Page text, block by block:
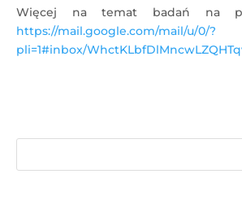
Więcej na temat badań na
https://mail.google.com/mail/u/0/?
pli=1#inbox/